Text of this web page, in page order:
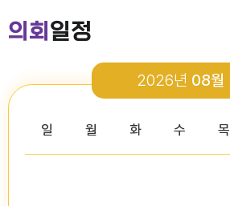
2026년도 회기운영 계획(변경)
다다익산(2026.1월호) 의회편
익산시의회, 제279회 임시회 개회2026년도 제4회 익산시의회 지방임기제공무원 채용시험 최종합격..
의회 일정
2026년 08월
일 월 화 수 목